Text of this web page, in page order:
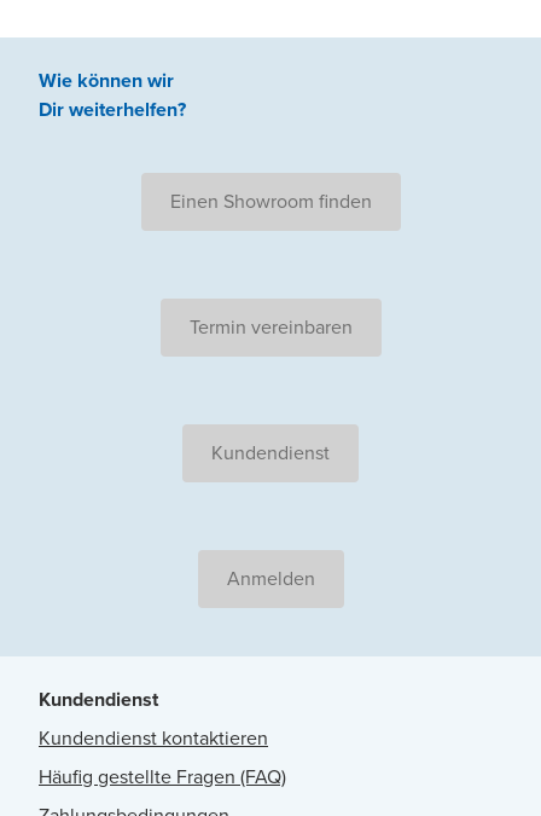
Wie können wir
Dir weiterhelfen?
Einen Showroom finden
Termin vereinbaren
Kundendienst
Anmelden
Kundendienst
Kundendienst kontaktieren
Häufig gestellte Fragen (FAQ)